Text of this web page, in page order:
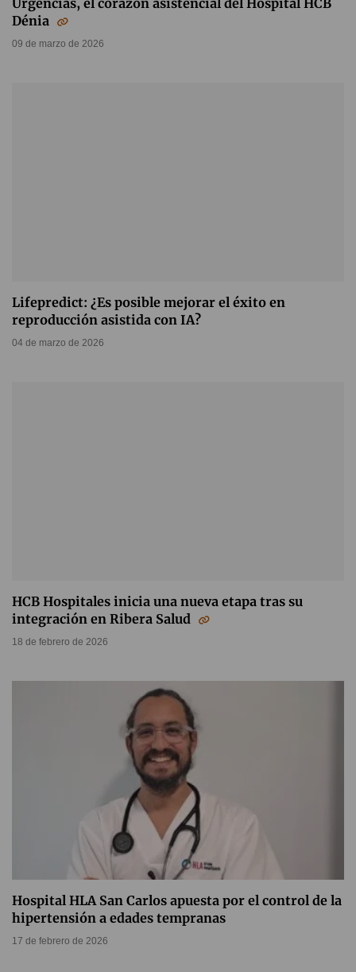
Urgencias, el corazón asistencial del Hospital HCB
Dénia
09 de marzo de 2026
Lifepredict: ¿Es posible mejorar el éxito en
reproducción asistida con IA?
04 de marzo de 2026
HCB Hospitales inicia una nueva etapa tras su
integración en Ribera Salud
18 de febrero de 2026
Hospital HLA San Carlos apuesta por el control de la
hipertensión a edades tempranas
17 de febrero de 2026